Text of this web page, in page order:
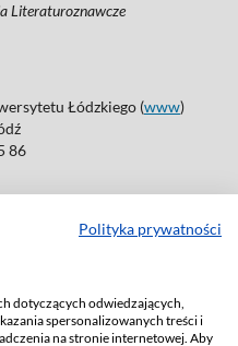
Polityka prywatności
dotyczących odwiedzających,
spersonalizowanych treści i
na stronie internetowej. Aby
Literaturoznawcze
Łódzkiego (www)
86
prosimy o kontakt